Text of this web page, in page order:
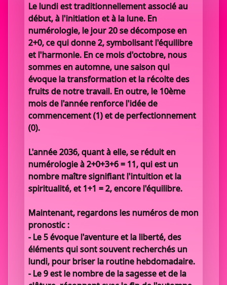
Le lundi est traditionnellement associé au
début, à l'initiation et à la lune. En
numérologie, le jour 20 se décompose en
2+0, ce qui donne 2, symbolisant l'équilibre
et l'harmonie. En ce mois d'octobre, nous
sommes en automne, une saison qui
évoque la transformation et la récolte des
fruits de notre travail. En outre, le 10ème
mois de l'année renforce l'idée de
commencement (1) et de perfectionnement
(0).
L'année 2036, quant à elle, se réduit en
numérologie à 2+0+3+6 = 11, qui est un
nombre maître signifiant l'intuition et la
spiritualité, et 1+1 = 2, encore l'équilibre.
Maintenant, regardons les numéros de mon
pronostic :
- Le 5 évoque l'aventure et la liberté, des
éléments qui sont souvent recherchés un
lundi, pour briser la routine hebdomadaire.
- Le 9 est le nombre de la sagesse et de la